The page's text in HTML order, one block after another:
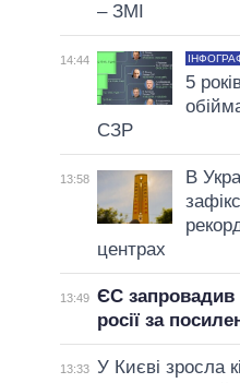
– ЗМІ
14:44
5
СЗР
13:58
В
центрах
13:49 ЄС запровадив
росії за
13:33 У Києві зросла